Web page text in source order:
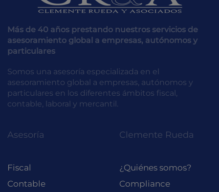
Más de 40 años prestando nuestros servicios de
asesoramiento global a empresas, autónomos y
particulares
Somos una asesoría especializada en el
asesoramiento global a empresas, autónomos y
particulares en los diferentes ámbitos fiscal,
contable, laboral y mercantil.
Asesoría
Fiscal
Contable
Clemente Rueda
¿Quiénes somos?
Compliance